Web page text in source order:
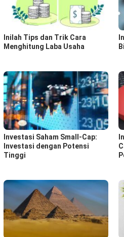
Inilah Tips dan Trik Cara
Menghitung Laba Usaha
Investasi Saham Small-Cap:
Investasi dengan Potensi
Tinggi